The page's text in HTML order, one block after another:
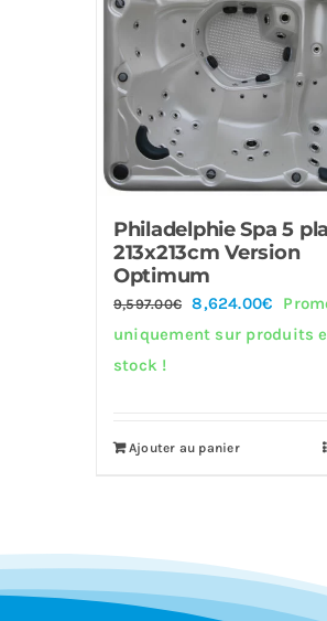
Philadelphie Spa 5
213x213cm Version
Optimum
9,597.00€ Le
prix
8,624.00€Le
prix
uniquement sur produits
stock !
Ajouter au panier